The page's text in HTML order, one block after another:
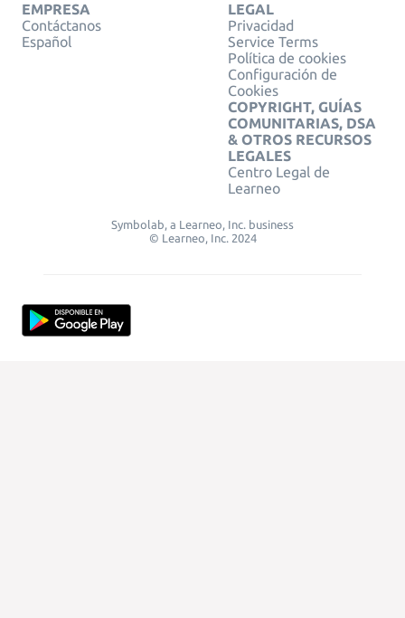
EMPRESA
Contáctanos
Español
LEGAL
Privacidad
Service Terms
Política de cookies
Configuración de
Cookies
COPYRIGHT, GUÍAS
COMUNITARIAS, DSA
& OTROS RECURSOS
LEGALES
Centro Legal de
Learneo
Symbolab, a Learneo, Inc. business
© Learneo, Inc. 2024